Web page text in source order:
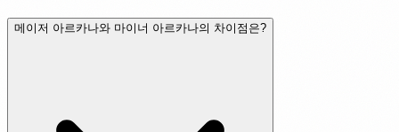
메이저 아르카나와 마이너 아르카나의 차이점은?